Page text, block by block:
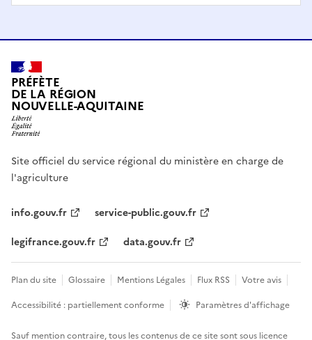
PRÉFÈTE
DE LA RÉGION
NOUVELLE-AQUITAINE
Site officiel du service régional du ministère en charge de
l'agriculture
info.gouv.fr
service-public.gouv.fr
legifrance.gouv.fr
data.gouv.fr
Plan du site Glossaire Mentions Légales Flux RSS
Votre avis
Accessibilité : partiellement conforme
Paramètres d'affichage
Sauf mention contraire, tous les contenus de ce site sont sous licence